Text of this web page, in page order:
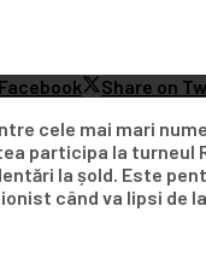
Share on
cele mai mari
participa la turneul
la șold. Este
când va lipsi de